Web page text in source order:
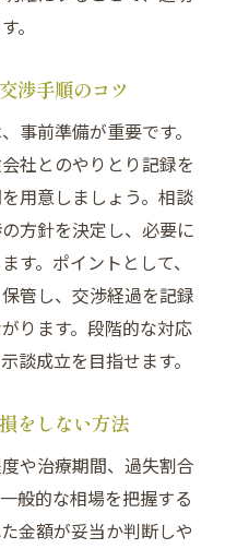
。
渉手順のコツ
事前準備が重要です。
社とのやりとり記録を
用意しましょう。相談
方針を決定し、必要に
す。ポイントとして、
管し、交渉経過を記録
ります。段階的な対応
談成立を目指せます。
をしない方法
や治療期間、過失割合
般的な相場を把握する
金額が妥当か判断しや